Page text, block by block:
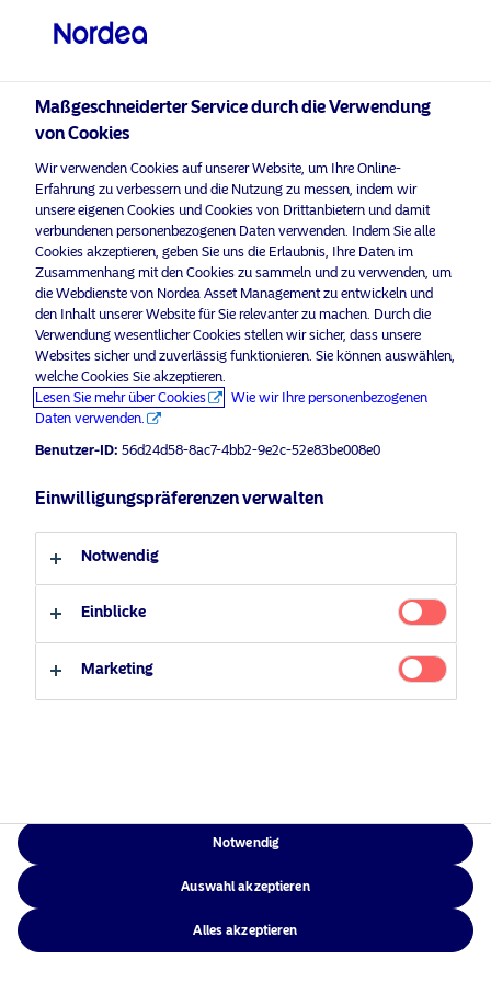
Bitte wählen Sie Ihr Anlegerprofil
aus
Land
Österreich
Sprache
Deutsch
Professioneller Anleger
Nordea Asset Management ist einer der größten Asset
Manager in den nordischen Ländern und verfügt über
eine globale Präsenz in Europa, Amerika und Asien.
Risikohinweise
Home
Über uns
Verantwortungsbewusste
Investments
News
Kontakt
Datenschutzerklärung
Zugänglichkeit
©2026 – Nordea Asset Management – alle Rechte vorbehalten
Maßgeschneiderter Service durch die Verwendung
von Cookies
Wir verwenden Cookies auf unserer Website, um Ihre Online-
Erfahrung zu verbessern und die Nutzung zu messen, indem wir
unsere eigenen Cookies und Cookies von Drittanbietern und damit
verbundenen personenbezogenen Daten verwenden. Indem Sie alle
Cookies akzeptieren, geben Sie uns die Erlaubnis, Ihre Daten im
Zusammenhang mit den Cookies zu sammeln und zu verwenden, um
die Webdienste von Nordea Asset Management zu entwickeln und
den Inhalt unserer Website für Sie relevanter zu machen. Durch die
Verwendung wesentlicher Cookies stellen wir sicher, dass unsere
Websites sicher und zuverlässig funktionieren. Sie können auswählen,
welche Cookies Sie akzeptieren.
Lesen Sie mehr über Cookies
Wie wir Ihre personenbezogenen
Daten verwenden.
Benutzer-ID: 56d24d58-8ac7-4bb2-9e2c-52e83be008e0
Einwilligungspräferenzen verwalten
Notwendig
Einblicke
Marketing
Notwendig
Auswahl akzeptieren
Alles akzeptieren